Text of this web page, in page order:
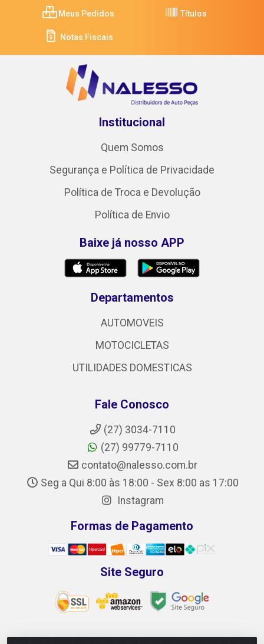
Meus Pedidos Títulos
Notas Fiscais
Institucional
Quem Somos
Segurança e Política de Privacidade
Política de Troca e Devolução
Política de Envio
Baixe já nosso APP
Departamentos
AUTOMOVEIS
MOTOCICLETAS
UTILIDADES DOMESTICAS
Fale Conosco
(27) 3034-7110
(27) 99779-7110
contato@nalesso.com.br
Seg a Qui 8:00 às 18:00 - Sex 8:00 as 17:00
Instagram
Formas de Pagamento
Site Seguro